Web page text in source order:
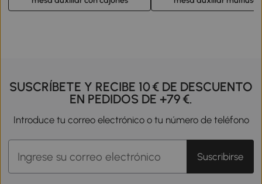
SUSCRÍBETE Y RECIBE 10 € DE DESCUENTO
EN PEDIDOS DE +79 €.
Introduce tu correo electrónico o tu número de teléfono
Suscribirse